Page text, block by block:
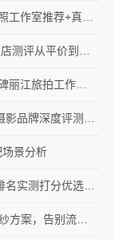
景分析